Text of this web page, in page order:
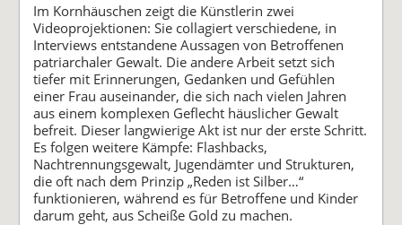
Im Kornhäuschen zeigt die Künstlerin zwei
Videoprojektionen: Sie collagiert verschiedene, in
Interviews entstandene Aussagen von Betroffenen
patriarchaler Gewalt. Die andere Arbeit setzt sich
tiefer mit Erinnerungen, Gedanken und Gefühlen
einer Frau auseinander, die sich nach vielen Jahren
aus einem komplexen Geflecht häuslicher Gewalt
befreit. Dieser langwierige Akt ist nur der erste Schritt.
Es folgen weitere Kämpfe: Flashbacks,
Nachtrennungsgewalt, Jugendämter und Strukturen,
die oft nach dem Prinzip „Reden ist Silber…“
funktionieren, während es für Betroffene und Kinder
darum geht, aus Scheiße Gold zu machen.